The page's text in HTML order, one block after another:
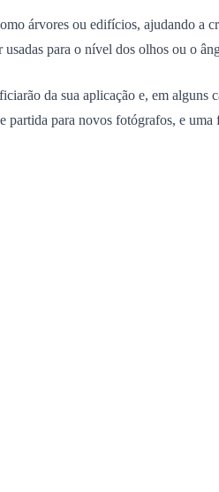
árvores ou edifícios, ajudando a
para o nível dos olhos ou o
da sua aplicação e, em alguns
para novos fotógrafos, e